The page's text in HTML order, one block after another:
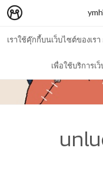
เราใช้คุ๊กกี้บนเว็บไซต์ของเ
เพื่อใช้บริการเ